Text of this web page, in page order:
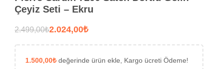
Çeyiz Seti – Ekru
2.499,00₺2.024,00₺
1.500,00₺ değerinde ürün ekle, Kargo ücreti Ödeme!